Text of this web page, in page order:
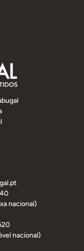
nacional)
nacional)